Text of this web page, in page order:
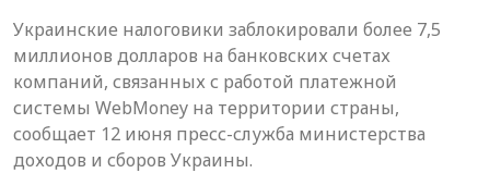
Украинские налоговики заблокировали более 7,5
миллионов долларов на банковских счетах
компаний, связанных с работой платежной
системы WebMoney на территории страны,
сообщает 12 июня пресс-служба министерства
доходов и сборов Украины.